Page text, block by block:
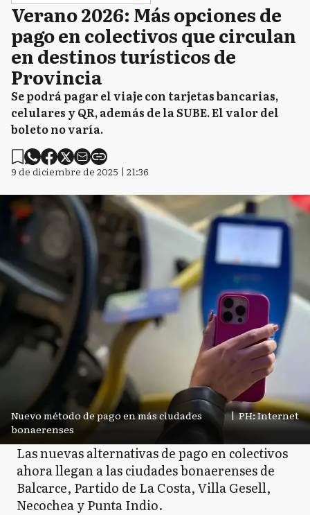
Verano 2026: Más opciones de
pago en colectivos que circulan
en destinos turísticos de
Provincia
Se podrá pagar el viaje con tarjetas bancarias,
celulares y QR, además de la SUBE. El valor del
boleto no varía.
9 de diciembre de 2025 | 21:36
Nuevo método de pago en más ciudades
bonaerenses
| PH: Internet
Las nuevas alternativas de pago en colectivos
ahora llegan a las ciudades bonaerenses de
Balcarce, Partido de La Costa, Villa Gesell,
Necochea y Punta Indio.